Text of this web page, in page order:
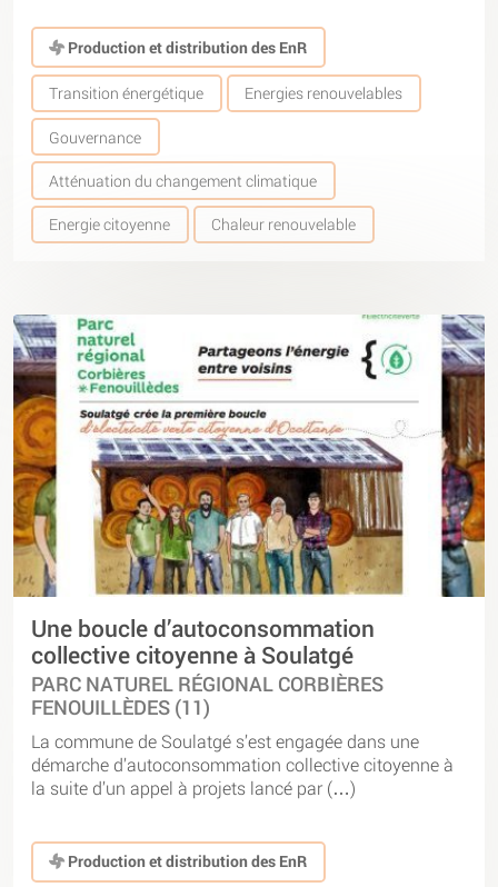
Production et distribution des EnR
Transition énergétique Energies renouvelables
Gouvernance
Atténuation du changement climatique
Energie citoyenne Chaleur renouvelable
Une boucle d’autoconsommation
collective citoyenne à Soulatgé
PARC NATUREL RÉGIONAL CORBIÈRES
FENOUILLÈDES (11)
La commune de Soulatgé s’est engagée dans une
démarche d’autoconsommation collective citoyenne à
la suite d’un appel à projets lancé par (…)
Production et distribution des EnR